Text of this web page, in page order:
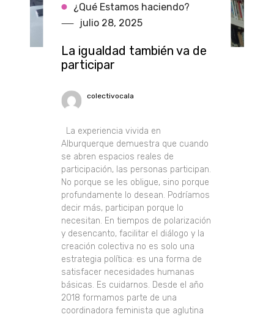
¿Qué Estamos haciendo?
julio 28, 2025
La igualdad también va de
participar
colectivocala
La experiencia vivida en
Alburquerque demuestra que cuando
se abren espacios reales de
participación, las personas participan.
No porque se les obligue, sino porque
profundamente lo desean. Podríamos
decir más, participan porque lo
necesitan. En tiempos de polarización
y desencanto, facilitar el diálogo y la
creación colectiva no es solo una
estrategia política: es una forma de
satisfacer necesidades humanas
básicas. Es cuidarnos. Desde el año
2018 formamos parte de una
coordinadora feminista que aglutina